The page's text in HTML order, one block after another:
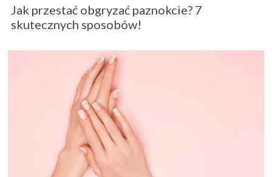
Jak przestać obgryzać paznokcie? 7
skutecznych sposobów!